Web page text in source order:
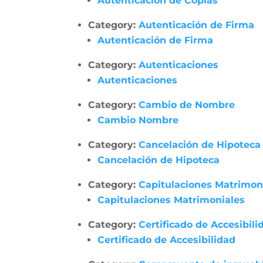
Category:Autenticación de Firma
Autenticación de Firma
Category:Autenticaciones
Autenticaciones
Category:Cambio de Nombre
Cambio Nombre
Category:Cancelación de Hipoteca
Cancelación de Hipoteca
Category:Capitulaciones
Capitulaciones Matrimoniales
Category:Certificado de
Certificado de Accesibilidad